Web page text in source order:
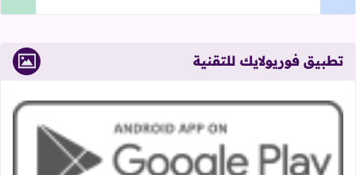
تطبيق فوريولايك للتقنية